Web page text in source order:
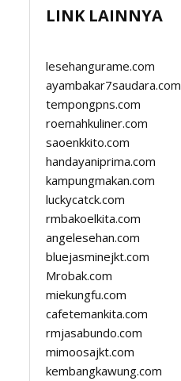
LINK LAINNYA
lesehangurame.com
ayambakar7saudara.com
tempongpns.com
roemahkuliner.com
saoenkkito.com
handayaniprima.com
kampungmakan.com
luckycatck.com
rmbakoelkita.com
angelesehan.com
bluejasminejkt.com
Mrobak.com
miekungfu.com
cafetemankita.com
rmjasabundo.com
mimoosajkt.com
kembangkawung.com